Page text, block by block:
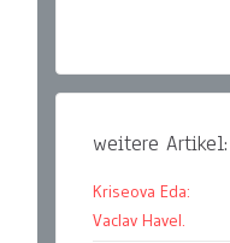
weitere Artikel:
Kriseova Eda:
Vaclav Havel.